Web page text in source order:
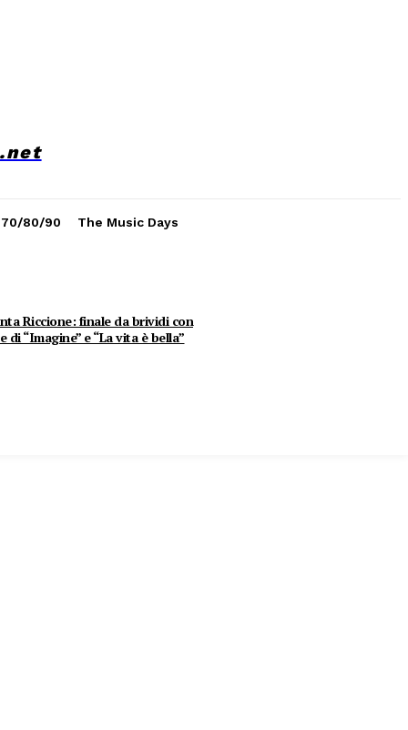
.net
70/80/90 The Music Days
Riccione: finale da brividi con
“Imagine” e “La vita è bella”